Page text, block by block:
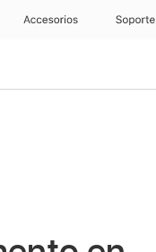
Accesorios Soporte